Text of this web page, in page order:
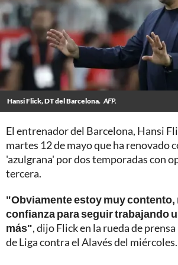
Hansi Flick, DT del Barcelona. AFP.
El entrenador del Barcelona, Hansi
martes 12 de mayo que ha renovado
'azulgrana' por dos temporadas con
tercera.
"Obviamente estoy muy contento,
confianza para seguir trabajando
más", dijo Flick en la rueda de
de Liga contra el Alavés del miércoles.